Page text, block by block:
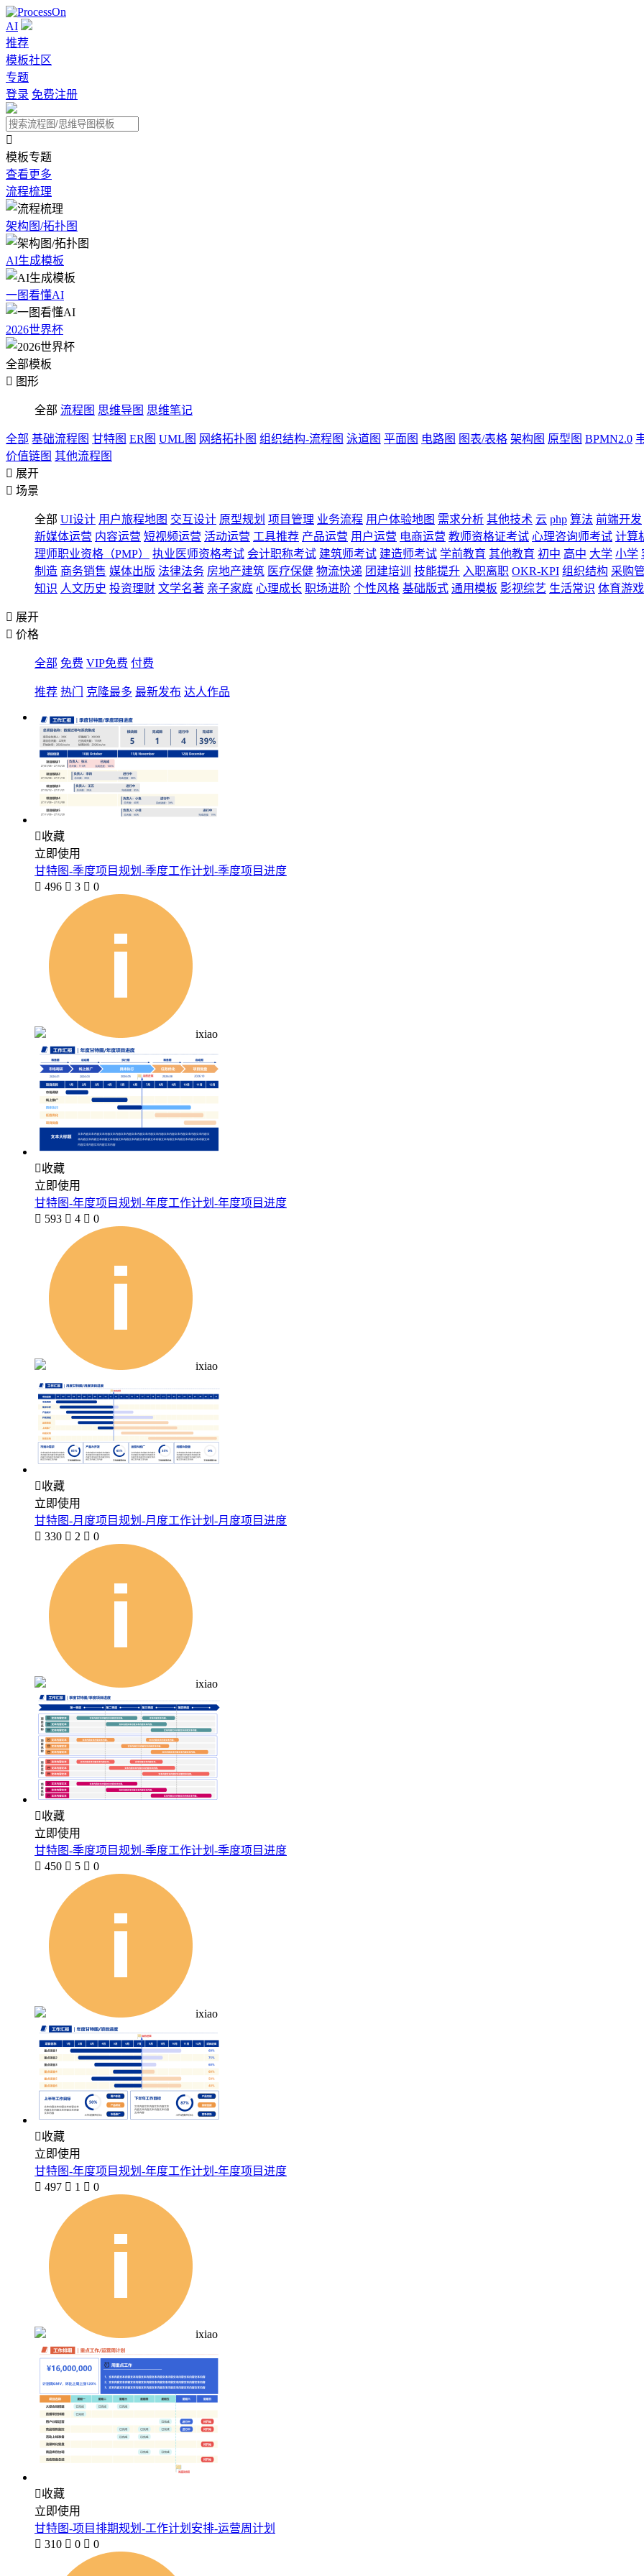
AI
推荐
模板社区
专题
登录 免费注册

模板专题
查看更多
流程梳理
架构图/拓扑图
AI生成模板
一图看懂AI
2026世界杯
全部模板
 图形
全部 流程图 思维导图 思维笔记
全部 基础流程图 甘特图 ER图 UML图 网络拓扑图 组织结构-流程图 泳道图 平面图 电路图 图表/表格 架构图 原型图 BPMN2.0
价值链图 其他流程图
 展开
 场景
全部 UI设计 用户旅程地图 交互设计 原型规划 项目管理 业务流程 用户体验地图 需求分析 其他技术 云 php 算法 前端开发
新媒体运营 内容运营 短视频运营 活动运营 工具推荐 产品运营 用户运营 电商运营 教师资格证考试 心理咨询师考试 计算
理师职业资格（PMP）
执业医师资格考试 会计职称考试 建筑师考试 建造师考试 学前教育 其他教育 初中 高中 大学 小学
制造 商务销售 媒体出版 法律法务 房地产建筑 医疗保健 物流快递 团建培训 技能提升 入职离职 OKR-KPI 组织结构 采购
知识 人文历史 投资理财 文学名著 亲子家庭 心理成长 职场进阶 个性风格 基础版式 通用模板 影视综艺 生活常识 体育游戏
 展开
 价格
全部 免费 VIP免费 付费
推荐 热门 克隆最多 最新发布 达人作品
收藏
立即使用
甘特图-季度项目规划-季度工作计划-季度项目进度
 496  3  0
ixiao
收藏
立即使用
甘特图-年度项目规划-年度工作计划-年度项目进度
 593  4  0
ixiao
收藏
立即使用
甘特图-月度项目规划-月度工作计划-月度项目进度
 330  2  0
ixiao
收藏
立即使用
甘特图-季度项目规划-季度工作计划-季度项目进度
 450  5  0
ixiao
收藏
立即使用
甘特图-年度项目规划-年度工作计划-年度项目进度
 497  1  0
ixiao
收藏
立即使用
甘特图-项目排期规划-工作计划安排-运营周计划
 310  0  0